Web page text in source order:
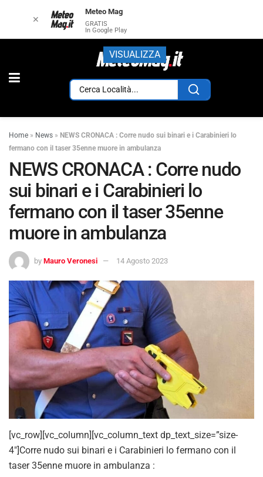
Home » News » NEWS CRONACA : Corre nudo sui binari e i Carabinieri lo
fermano con il taser 35enne muore in ambulanza
NEWS CRONACA : Corre nudo
sui binari e i Carabinieri lo
fermano con il taser 35enne
muore in ambulanza
by Mauro Veronesi 14 Agosto 2023
[vc_row][vc_column][vc_column_text dp_text_size=”size-
4″]Corre nudo sui binari e i Carabinieri lo fermano con il
taser 35enne muore in ambulanza :
✕
Meteo Mag
GRATIS
In Google Play
VISUALIZZA